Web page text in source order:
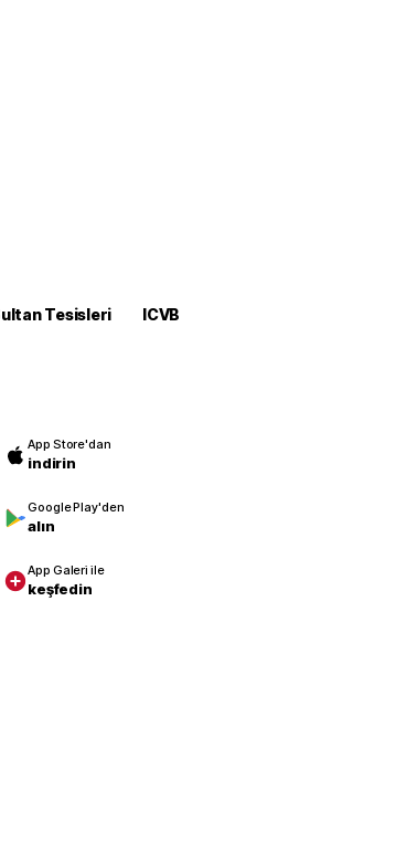
Tesisleri
ICVB
App Store'dan
indirin
Google Play'den
alın
App Galeri ile
keşfedin